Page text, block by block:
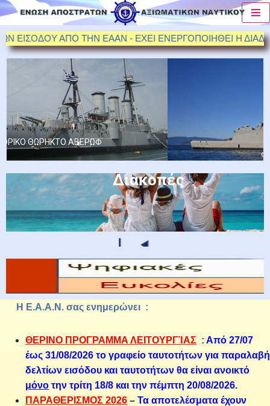
Μεταπηδήστε
στο
περιεχόμενο
ΑΠΟ ΤΗΝ ΕΑΑΝ - ΕΧΕΙ ΕΝΕΡΓΟΠΟΙΗΘΕΙ Η
ΦΡΕΓΑΤΑ "ΚΙΜΩΝ"
Διακοπές
Η Ε.Α.Α.Ν. σας ενημερώνει :
ΘΕΡΙΝΟ ΠΡΟΓΡΑΜΜΑ ΛΕΙΤΟΥΡΓΊΑΣ : Από 27/07
έως 31/08/2026 το γραφείο ταυτοτήτων για παραλαβή
δελτίων εισόδου και ταυτοτήτων θα είναι ανοικτό
μόνο την τρίτη 18/8 και την πέμπτη 20/08/2026.
ΠΑΡΑΘΕΡΙΣΜΟΣ 2026 – Τα αποτελέσματα έχουν